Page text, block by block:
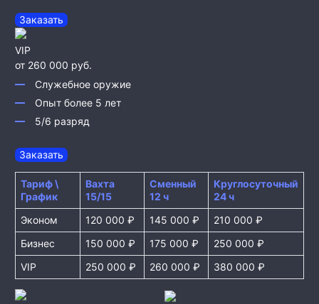
Заказать
VIP
от 260 000 руб.
Служебное оружие
Опыт более 5 лет
5/6 разряд
Заказать
Тариф \
График
Вахта
15/15
Сменный
12 ч
Круглосуточный
24 ч
Эконом
120 000 ₽ 145 000 ₽
210 000 ₽
Бизнес
150 000 ₽ 175 000 ₽
250 000 ₽
VIP
250 000 ₽ 260 000 ₽ 380 000 ₽